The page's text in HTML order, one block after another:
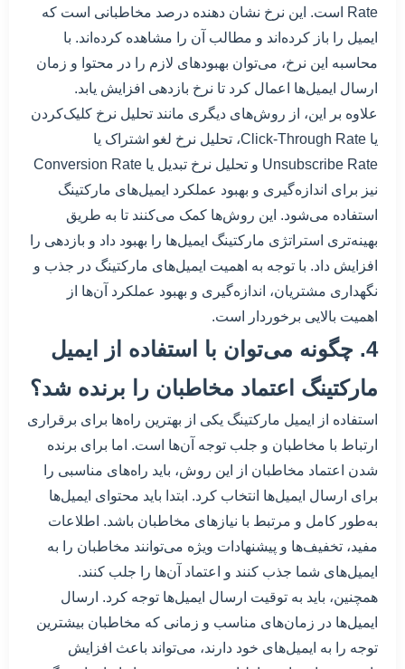
Rate است. این نرخ نشان دهنده درصد مخاطبانی است که
ایمیل را باز کرده‌اند و مطالب آن را مشاهده کرده‌اند. با
محاسبه این نرخ، می‌توان بهبود‌های لازم را در محتوا و زمان
ارسال ایمیل‌ها اعمال کرد تا نرخ بازدهی افزایش یابد.
علاوه بر این، از روش‌های دیگری مانند تحلیل نرخ کلیک‌کردن
یا Click-Through Rate، تحلیل نرخ لغو اشتراک یا
Unsubscribe Rate و تحلیل نرخ تبدیل یا Conversion Rate
نیز برای اندازه‌گیری و بهبود عملکرد ایمیل‌های مارکتینگ
استفاده می‌شود. این روش‌ها کمک می‌کنند تا به طریق
بهینه‌تری استراتژی مارکتینگ ایمیل‌ها را بهبود داد و بازدهی را
افزایش داد. با توجه به اهمیت ایمیل‌های مارکتینگ در جذب و
نگهداری مشتریان، اندازه‌گیری و بهبود عملکرد آن‌ها از
اهمیت بالایی برخوردار است.
4. چگونه می‌توان با استفاده از ایمیل
مارکتینگ اعتماد مخاطبان را برنده شد؟
استفاده از ایمیل مارکتینگ یکی از بهترین راه‌ها برای برقراری
ارتباط با مخاطبان و جلب توجه آن‌ها است. اما برای برنده
شدن اعتماد مخاطبان از این روش، باید راه‌های مناسبی را
برای ارسال ایمیل‌ها انتخاب کرد. ابتدا باید محتوای ایمیل‌ها
به‌طور کامل و مرتبط با نیازهای مخاطبان باشد. اطلاعات
مفید، تخفیف‌ها و پیشنهادات ویژه می‌توانند مخاطبان را به
ایمیل‌های شما جذب کنند و اعتماد آن‌ها را جلب کنند.
همچنین، باید به توقیت ارسال ایمیل‌ها توجه کرد. ارسال
ایمیل‌ها در زمان‌های مناسب و زمانی که مخاطبان بیشترین
توجه را به ایمیل‌های خود دارند، می‌تواند باعث افزایش